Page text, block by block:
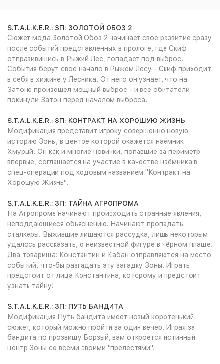
S.T.A.L.K.E.R.: ЗП: ЗОЛОТОЙ ОБОЗ 2
Сюжет мода Золотой Обоз 2 начинает свое развитие сразу
после событий представленных в прологе, где Скиф
отправивишись в Рыжий Лес, попадает под выброс.
События берут свое начало в Рыжем Лесу - Скиф приходит
в себя в хижине у Лесника. От него он узнает, что на
Затоне произошел мощный выброс - и все обитатели
покинули Затон перед началом выброса.
S.T.A.L.K.E.R.: ЗП: КОНТРАКТ НА ХОРОШУЮ ЖИЗНЬ
Модификация представит игроку совершенно новую
историю Зоны, в центре которой окажется наёмник
Хмурый. Он как и многие новички, попавшие за периметр
впервые, соглашается на участие в качестве наёмника в
спец-операции под кодовым названием "Контракт на
Хорошую Жизнь".
S.T.A.L.K.E.R.: ЗП: ТАЙНА АГРОПРОМА
На Агропроме начинают происходить странные явления,
неподдающиеся обьяснению. Начинают пропадать
сталкеры. Выжившие лишаются рассудка, лишь некоторым
удалось рассказать, о неизвестной фигуре в чёрном плаще.
Два товарища: Константин и Кабан отправляются на место
событий, что-бы разгадать эту загадку Зоны. Играть
предстоит от лица Константина, которому и предстоит
узнать тайну!
S.T.A.L.K.E.R.: ЗП: ПУТЬ БАНДИТА
Модификация Путь бандита имеет новый коротенький
сюжет, который можно пройти за один вечер. Играя за
бандита по прозвищу Борзый, вам откроется истинный
центр Зоны со всеми своими "прелестями".